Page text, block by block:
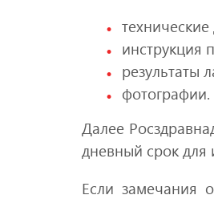
инструкция
результаты
фотографии.
Далее
дневный срок для
Если замечания